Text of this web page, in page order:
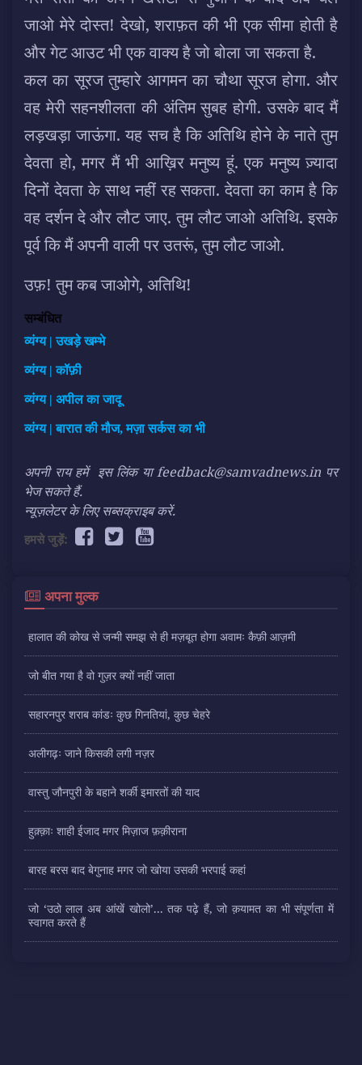
जाओ मेरे दोस्त! देखो, शराफ़त की भी एक सीमा होती है
और गेट आउट भी एक वाक्य है जो बोला जा सकता है.
कल का सूरज तुम्हारे आगमन का चौथा सूरज होगा. और
वह मेरी सहनशीलता की अंतिम सुबह होगी. उसके बाद मैं
लड़खड़ा जाऊंगा. यह सच है कि अतिथि होने के नाते तुम
देवता हो, मगर मैं भी आख़िर मनुष्य हूं. एक मनुष्य ज़्यादा
दिनों देवता के साथ नहीं रह सकता. देवता का काम है कि
वह दर्शन दे और लौट जाए. तुम लौट जाओ अतिथि. इसके
पूर्व कि मैं अपनी वाली पर उतरूं, तुम लौट जाओ.
उफ़! तुम कब जाओगे, अतिथि!
सम्बंधित
व्यंग्य | उखड़े खम्भे
व्यंग्य | कॉफ़ी
व्यंग्य | अपील का जादू
व्यंग्य | बारात की मौज, मज़ा सर्कस का भी
अपनी राय हमें इस लिंक या feedback@samvadnews.in पर
भेज सकते हैं.
न्यूज़लेटर के लिए सब्सक्राइब करें.
हमसे जुड़ें:
अपना मुल्क
हालात की कोख से जन्मी समझ से ही मज़बूत होगा अवामः कैफ़ी आज़मी
जो बीत गया है वो गुज़र क्यों नहीं जाता
सहारनपुर शराब कांडः कुछ गिनतियां, कुछ चेहरे
अलीगढ़ः जाने किसकी लगी नज़र
वास्तु जौनपुरी के बहाने शर्की इमारतों की याद
हुक़्क़ाः शाही ईजाद मगर मिज़ाज फ़क़ीराना
बारह बरस बाद बेगुनाह मगर जो खोया उसकी भरपाई कहां
जो ‘उठो लाल अब आंखें खोलो’... तक पढ़े हैं, जो क़यामत का भी संपूर्णता में
स्वागत करते हैं